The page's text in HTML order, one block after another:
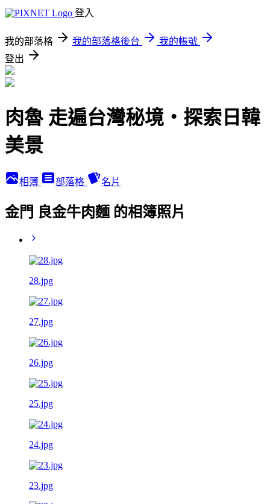
登入
我的部落格 我的部落格後台
我的帳號
登出
肉魯 走遍台灣秘境・探索日韓
美景
相簿 部落格 名片
金門 良金牛肉麵 的相簿照片
28.jpg
27.jpg
26.jpg
25.jpg
24.jpg
23.jpg